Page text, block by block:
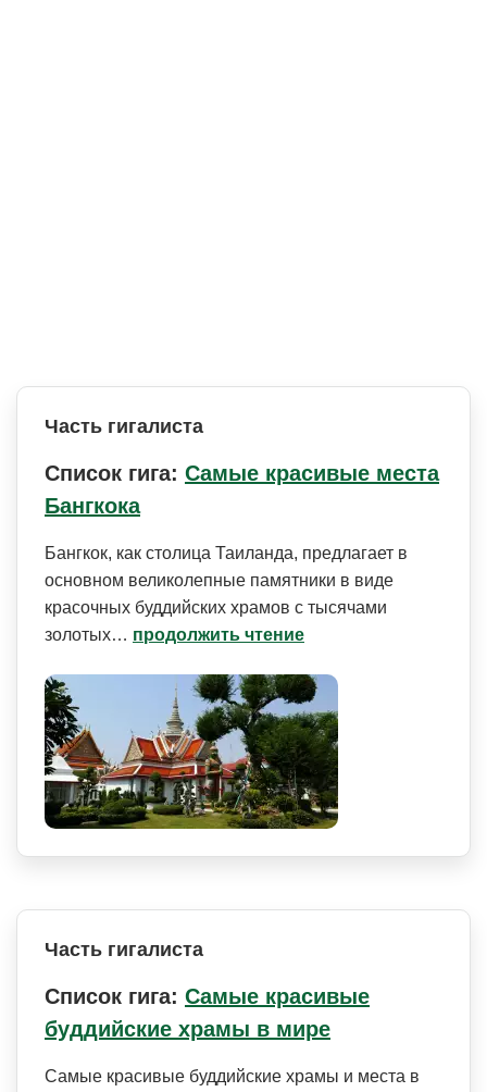
Часть гигалиста
Список гига: Самые красивые места
Бангкока
Бангкок, как столица Таиланда, предлагает в
основном великолепные памятники в виде
красочных буддийских храмов с тысячами
золотых… продолжить чтение
Часть гигалиста
Список гига: Самые красивые
буддийские храмы в мире
Самые красивые буддийские храмы и места в